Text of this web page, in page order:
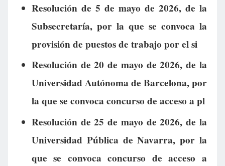
Resolución de 5 de mayo de 2026, de la
Subsecretaría, por la que se convoca la
provisión de puestos de trabajo por el si
Resolución de 20 de mayo de 2026, de la
Universidad Autónoma de Barcelona, por
la que se convoca concurso de acceso a pl
Resolución de 25 de mayo de 2026, de la
Universidad Pública de Navarra, por la
que se convoca concurso de acceso a